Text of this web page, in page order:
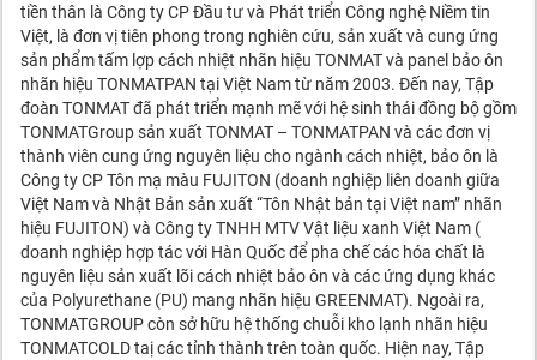
tiền thân là Công ty CP Đầu tư và Phát triển Công nghệ Niềm tin
Việt, là đơn vị tiên phong trong nghiên cứu, sản xuất và cung ứng
sản phẩm tấm lợp cách nhiệt nhãn hiệu TONMAT và panel bảo ôn
nhãn hiệu TONMATPAN tại Việt Nam từ năm 2003. Đến nay, Tập
đoàn TONMAT đã phát triển mạnh mẽ với hệ sinh thái đồng bộ gồm
TONMATGroup sản xuất TONMAT – TONMATPAN và các đơn vị
thành viên cung ứng nguyên liệu cho ngành cách nhiệt, bảo ôn là
Công ty CP Tôn mạ màu FUJITON (doanh nghiệp liên doanh giữa
Việt Nam và Nhật Bản sản xuất “Tôn Nhật bản tại Việt nam” nhãn
hiệu FUJITON) và Công ty TNHH MTV Vật liệu xanh Việt Nam (
doanh nghiệp hợp tác với Hàn Quốc để pha chế các hóa chất là
nguyên liệu sản xuất lõi cách nhiệt bảo ôn và các ứng dụng khác
của Polyurethane (PU) mang nhãn hiệu GREENMAT). Ngoài ra,
TONMATGROUP còn sở hữu hệ thống chuỗi kho lạnh nhãn hiệu
TONMATCOLD taị các tỉnh thành trên toàn quốc. Hiện nay, Tập